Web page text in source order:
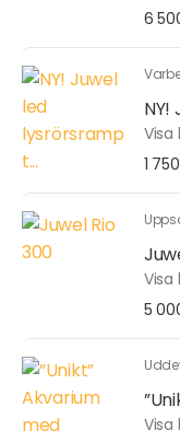
6
NY!
Visa
1
Visa
5
Visa